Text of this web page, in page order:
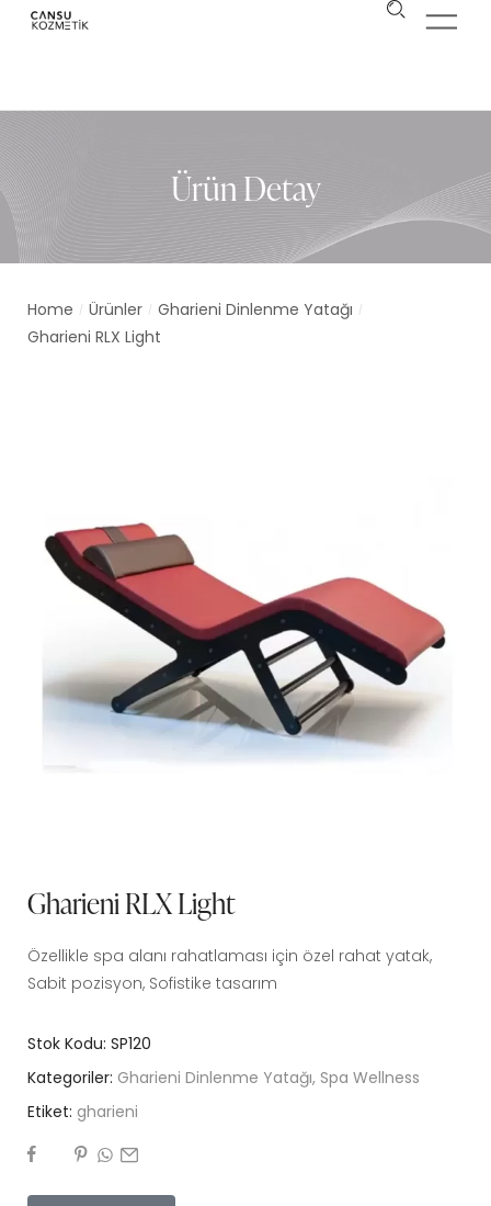
Ürün Detay
Home / Ürünler / Gharieni Dinlenme Yatağı /
Gharieni RLX Light
Gharieni RLX Light
Özellikle spa alanı rahatlaması için özel rahat yatak,
Sabit pozisyon, Sofistike tasarım
Stok Kodu: SP120
Kategoriler: Gharieni Dinlenme Yatağı, Spa Wellness
Etiket: gharieni